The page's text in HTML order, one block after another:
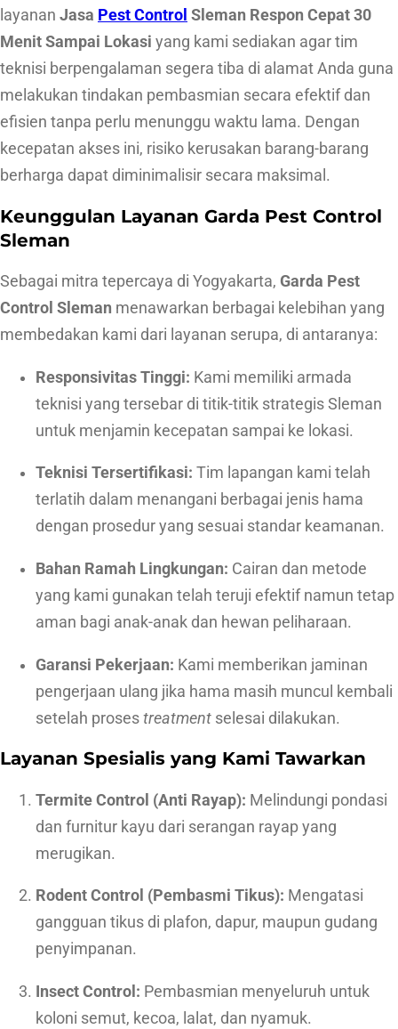
S
a
m
p
a
i
L
k
s
i
layanan Jasa Pest Control Sleman Respon Cepat 30
Menit Sampai Lokasi yang kami sediakan agar tim
teknisi berpengalaman segera tiba di alamat Anda guna
melakukan tindakan pembasmian secara efektif dan
efisien tanpa perlu menunggu waktu lama. Dengan
kecepatan akses ini, risiko kerusakan barang-barang
berharga dapat diminimalisir secara maksimal.
Keunggulan Layanan Garda Pest Control
Sleman
Sebagai mitra tepercaya di Yogyakarta, Garda Pest
Control Sleman menawarkan berbagai kelebihan yang
membedakan kami dari layanan serupa, di antaranya:
Responsivitas Tinggi: Kami memiliki armada
teknisi yang tersebar di titik-titik strategis Sleman
untuk menjamin kecepatan sampai ke lokasi.
Teknisi Tersertifikasi: Tim lapangan kami telah
terlatih dalam menangani berbagai jenis hama
dengan prosedur yang sesuai standar keamanan.
Bahan Ramah Lingkungan: Cairan dan metode
yang kami gunakan telah teruji efektif namun tetap
aman bagi anak-anak dan hewan peliharaan.
Garansi Pekerjaan: Kami memberikan jaminan
pengerjaan ulang jika hama masih muncul kembali
setelah proses treatment selesai dilakukan.
Layanan Spesialis yang Kami Tawarkan
Termite Control (Anti Rayap): Melindungi pondasi
dan furnitur kayu dari serangan rayap yang
merugikan.
Rodent Control (Pembasmi Tikus): Mengatasi
gangguan tikus di plafon, dapur, maupun gudang
penyimpanan.
Insect Control: Pembasmian menyeluruh untuk
koloni semut, kecoa, lalat, dan nyamuk.